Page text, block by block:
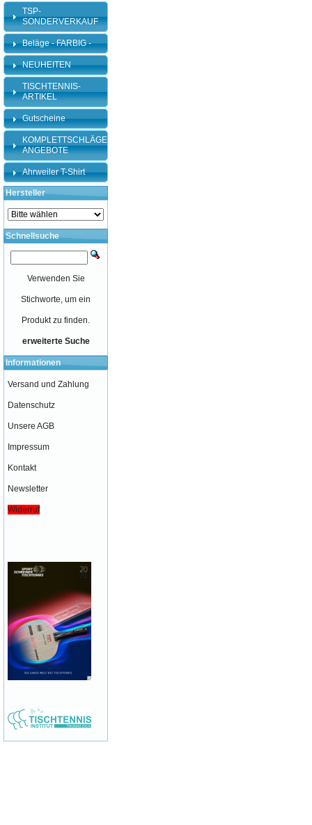
TSP-
SONDERVERKAUF
Beläge - FARBIG -
NEUHEITEN
TISCHTENNIS-
ARTIKEL
Gutscheine
KOMPLETTSCHLÄGER-
ANGEBOTE
Ahrweiler T-Shirt
Hersteller
Schnellsuche
Verwenden Sie
Stichworte, um ein
Produkt zu finden.
erweiterte Suche
Informationen
Versand und Zahlung
Datenschutz
Unsere AGB
Impressum
Kontakt
Newsletter
Widerruf